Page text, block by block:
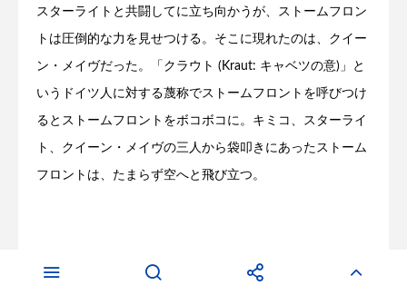
スターライトと共闘してに立ち向かうが、ストームフロン
トは圧倒的な力を見せつける。そこに現れたのは、クイー
ン・メイヴだった。「クラウト (Kraut: キャベツの意)」と
いうドイツ人に対する蔑称でストームフロントを呼びつけ
るとストームフロントをボコボコに。キミコ、スターライ
ト、クイーン・メイヴの三人から袋叩きにあったストーム
フロントは、たまらず空へと飛び立つ。